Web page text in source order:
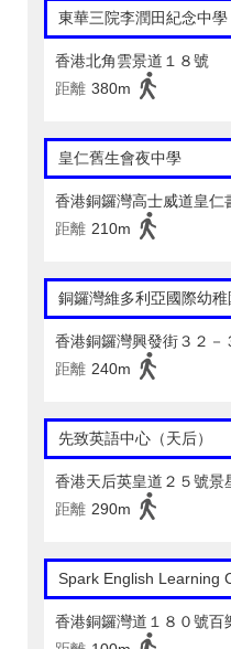
東華三院李潤田紀念中學
香港北角雲景道１８號
距離 380m
皇仁舊生會夜中學
香港銅鑼灣高士威道皇仁
距離 210m
銅鑼灣維多利亞國際幼稚
香港銅鑼灣興發街３２－
距離 240m
先致英語中心（天后）
香港天后英皇道２５號景
距離 290m
Spark English Learning
香港銅鑼灣道１８０號百